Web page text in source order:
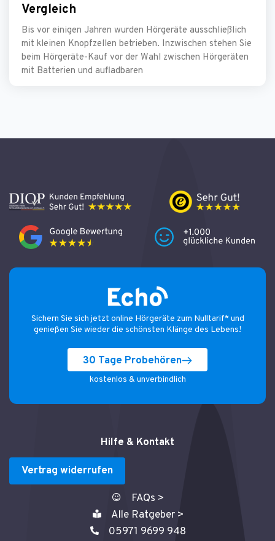
Vergleich
Bis vor einigen Jahren wurden Hörgeräte ausschließlich
mit kleinen Knopfzellen betrieben. Inzwischen stehen Sie
beim Hörgeräte-Kauf vor der Wahl zwischen Hörgeräten
mit Batterien und aufladbaren
Sichern Sie sich jetzt online Hörgeräte zum Nulltarif* und
genießen Sie wieder die schönsten Klänge des Lebens!
30 Tage Probehören
kostenlos & unverbindlich
Hilfe & Kontakt
Vertrag widerrufen
FAQs >
Alle Ratgeber >
05971 9699 948